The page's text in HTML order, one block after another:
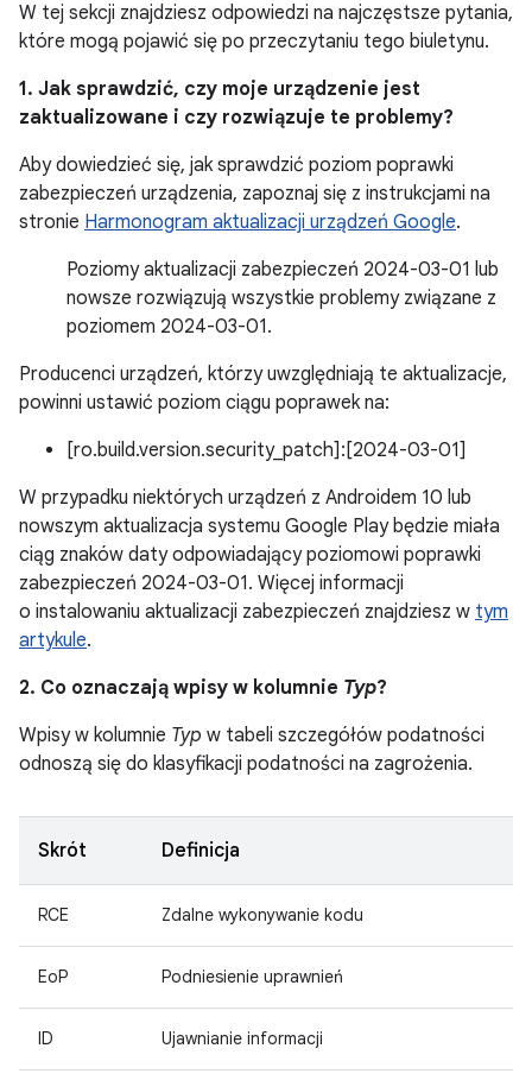
W tej sekcji znajdziesz odpowiedzi na najczęstsze pytania,
które mogą pojawić się po przeczytaniu tego biuletynu.
1. Jak sprawdzić, czy moje urządzenie jest
zaktualizowane i czy rozwiązuje te problemy?
Aby dowiedzieć się, jak sprawdzić poziom poprawki
zabezpieczeń urządzenia, zapoznaj się z instrukcjami na
stronie Harmonogram aktualizacji urządzeń Google.
Poziomy aktualizacji zabezpieczeń 2024-03-01 lub
nowsze rozwiązują wszystkie problemy związane z
poziomem 2024-03-01.
Producenci urządzeń, którzy uwzględniają te aktualizacje,
powinni ustawić poziom ciągu poprawek na:
[ro.build.version.security_patch]:[2024-03-01]
W przypadku niektórych urządzeń z Androidem 10 lub
nowszym aktualizacja systemu Google Play będzie miała
ciąg znaków daty odpowiadający poziomowi poprawki
zabezpieczeń 2024-03-01. Więcej informacji
o instalowaniu aktualizacji zabezpieczeń znajdziesz w tym
artykule.
2. Co oznaczają wpisy w kolumnie Typ?
Wpisy w kolumnie Typ w tabeli szczegółów podatności
odnoszą się do klasyfikacji podatności na zagrożenia.
Skrót Definicja
RCE Zdalne wykonywanie kodu
EoP Podniesienie uprawnień
ID Ujawnianie informacji